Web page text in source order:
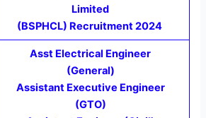
Limited
(BSPHCL) Recruitment 2024
Asst Electrical Engineer
(General)
Assistant Executive Engineer
(GTO)